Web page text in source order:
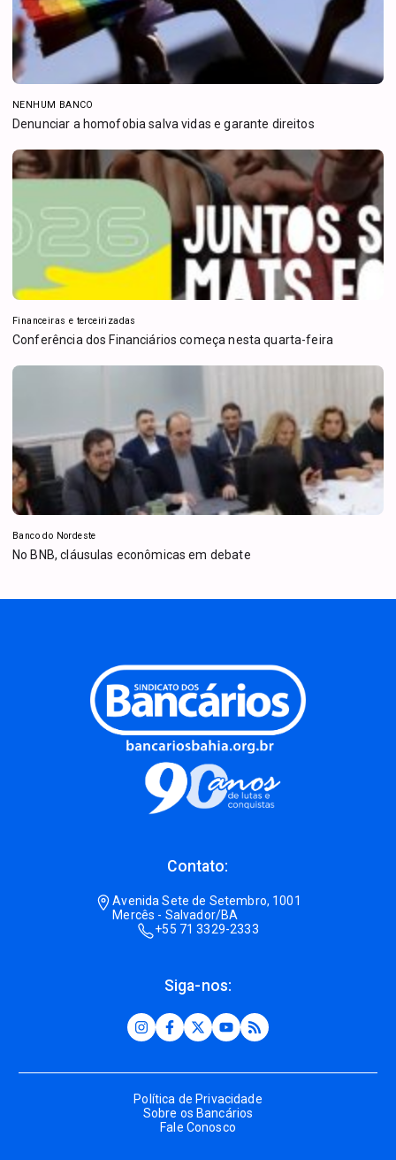
NENHUM BANCO
Denunciar a homofobia salva vidas e garante direitos
Financeiras e terceirizadas
Conferência dos Financiários começa nesta quarta-feira
Banco do Nordeste
No BNB, cláusulas econômicas em debate
Contato:
Avenida Sete de Setembro, 1001
Mercês - Salvador/BA
+55 71 3329-2333
Siga-nos:
Política de Privacidade
Sobre os Bancários
Fale Conosco